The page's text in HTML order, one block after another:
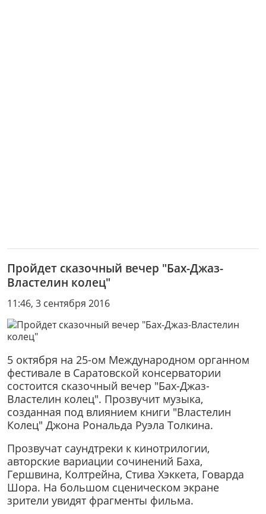
Пройдет сказочный вечер "Бах-Джаз-
Властелин колец"
11:46, 3 сентября 2016
5 октября на 25-ом Международном органном
фестивале в Саратовской консерватории
состоится сказочный вечер "Бах-Джаз-
Властелин колец". Прозвучит музыка,
созданная под влиянием книги "Властелин
Колец" Джона Рональда Руэла Толкина.
Прозвучат саундтреки к кинотрилогии,
авторские вариации сочинений Баха,
Гершвина, Колтрейна, Стива Хэккета, Говарда
Шора. На большом сценическом экране
зрители увидят фрагменты фильма.